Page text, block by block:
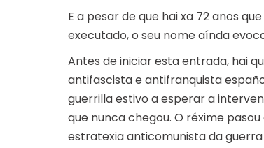
E a pesar de que hai xa 72 anos
executado, o seu nome aínda
Antes de iniciar esta entrada, hai
antifascista e antifranquista
guerrilla estivo a esperar a
que nunca chegou. O réxime
estratexia anticomunista da